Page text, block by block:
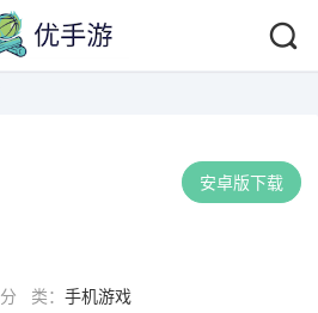
安卓版下载
分 类： 手机游戏